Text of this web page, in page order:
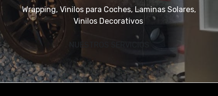
Wrapping, Vinilos para Coches, Laminas Solares,
Vinilos Decorativos
NUESTROS SERVICIOS